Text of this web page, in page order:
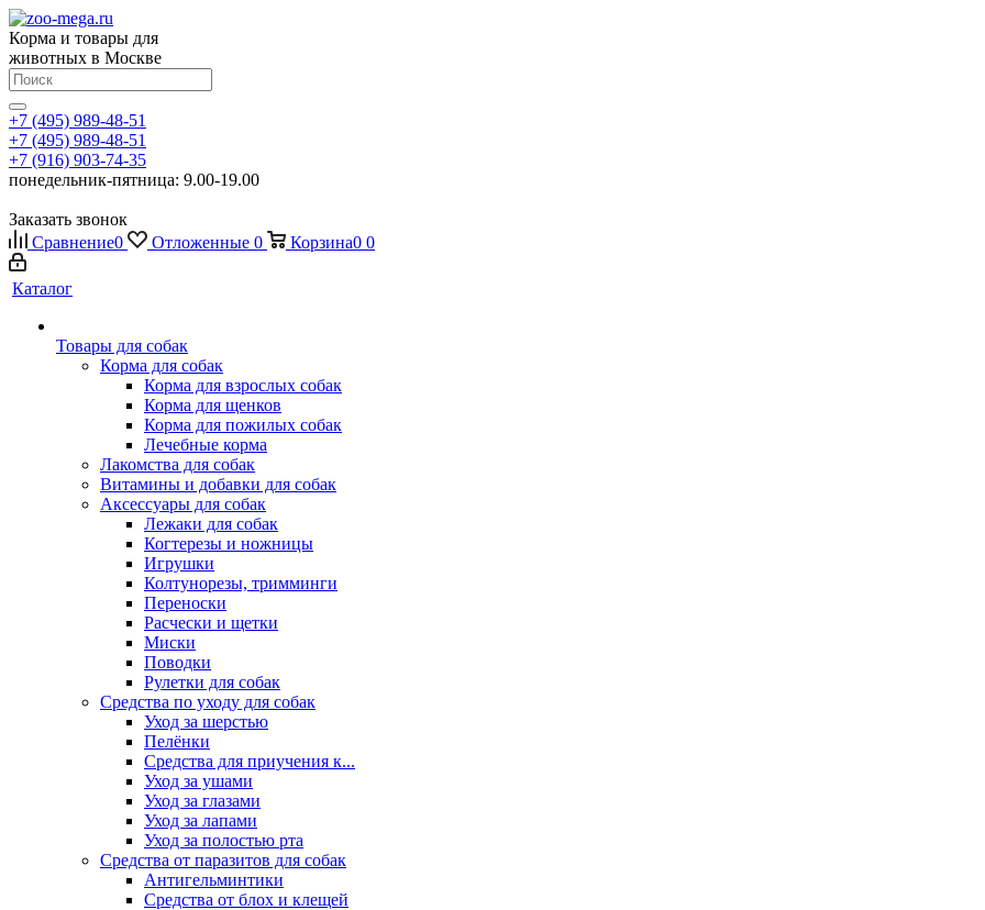
Корма и товары для
животных в Москве
+7 (495) 989-48-51
+7 (495) 989-48-51
+7 (916) 903-74-35
понедельник-пятница: 9.00-19.00
Заказать звонок
Сравнение0 Отложенные 0 Корзина0 0
Каталог
Товары для собак
Корма для собак
Корма для взрослых собак
Корма для щенков
Корма для пожилых собак
Лечебные корма
Лакомства для собак
Витамины и добавки для собак
Аксессуары для собак
Лежаки для собак
Когтерезы и ножницы
Игрушки
Колтунорезы, тримминги
Переноски
Расчески и щетки
Миски
Поводки
Рулетки для собак
Средства по уходу для собак
Уход за шерстью
Пелёнки
Средства для приучения к...
Уход за ушами
Уход за глазами
Уход за лапами
Уход за полостью рта
Средства от паразитов для собак
Антигельминтики
Средства от блох и клещей